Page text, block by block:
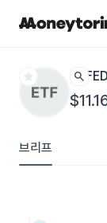
star search
브리프